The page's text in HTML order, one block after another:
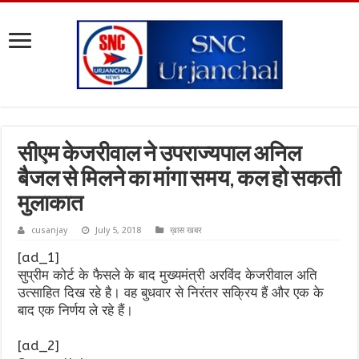
सीएम केजरीवाल ने उपराज्यपाल अनिल
बैजल से मिलने का मांगा समय, कल हो सकती
मुलाकात
cusanjay July 5, 2018 ख़ास खबर
[ad_1]
सुप्रीम कोर्ट के फैसले के बाद मुख्यमंत्री अरविंद केजरीवाल अति
उत्साहित दिख रहे है। वह बुधवार से निरंतर सक्रिय हैं और एक के
बाद एक निर्णय ले रहे हैं।
[ad_2]